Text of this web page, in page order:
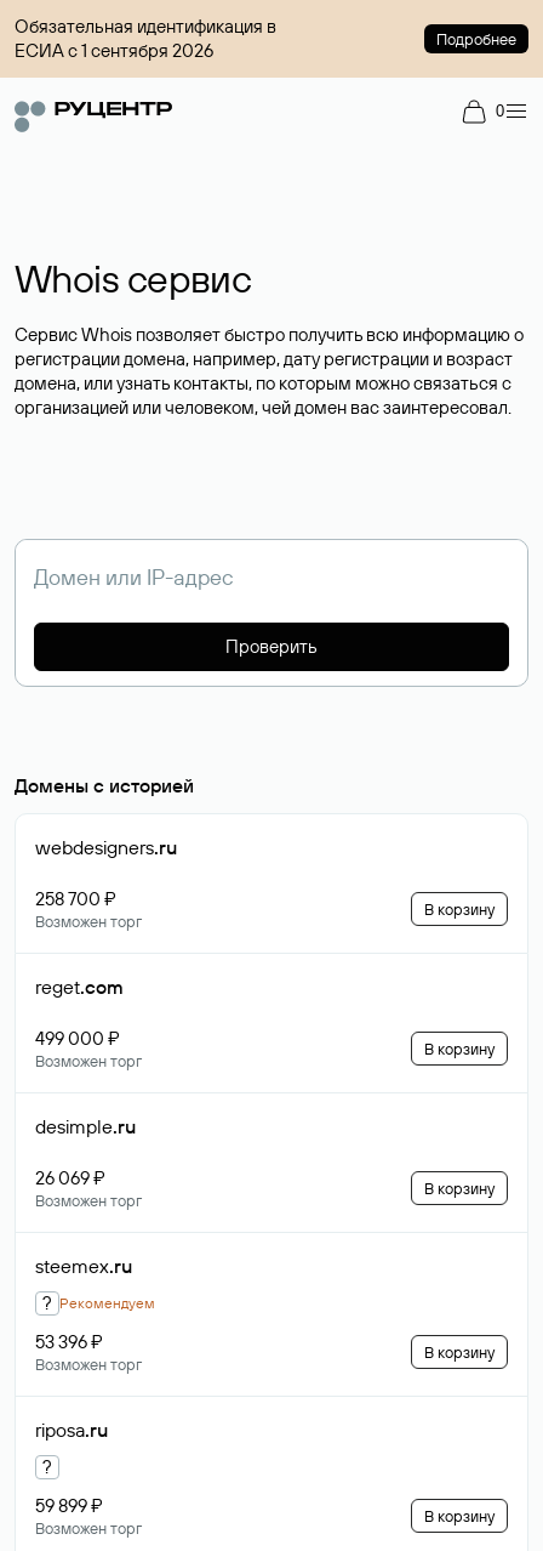
Обязательная идентификация в
ЕСИА с 1 сентября 2026
Подробнее
0
Whois сервис
Сервис Whois позволяет быстро получить всю информацию о
регистрации домена, например, дату регистрации и возраст
домена, или узнать контакты, по которым можно связаться с
организацией или человеком, чей домен вас заинтересовал.
Проверить
Домены с историей
webdesigners.ru
258 700 ₽
Возможен торг
В корзину
reget.com
499 000 ₽
Возможен торг
В корзину
desimple.ru
26 069 ₽
Возможен торг
В корзину
steemex.ru
? Рекомендуем
53 396 ₽
Возможен торг
В корзину
riposa.ru
?
59 899 ₽
Возможен торг
В корзину